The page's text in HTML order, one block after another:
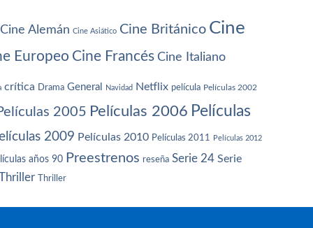
Cine Alemán Cine Asiático Cine Británico Cine
Europeo Cine Francés Cine Italiano
crítica Drama General Navidad Netflix película Películas 2002
2005 Películas 2006 Películas
2009 Películas 2010 Películas 2011 Películas 2012
años 90 Preestrenos reseña Serie 24 Serie
Thriller